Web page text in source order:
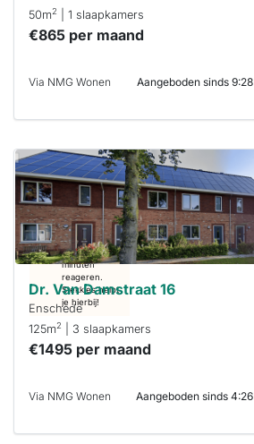
50m2 | 1 slaapkamers
€865 per maand
Via NMG Wonen Aangeboden sinds 9:28
Deze woning
is
waarschijnlijk
al verhuurd
Om kans te
maken moet je
binnen 15
minuten
reageren.
Stekkies helpt
je hierbij!
Dr. Van Damstraat 16
Enschede
125m2 | 3 slaapkamers
€1495 per maand
Via NMG Wonen Aangeboden sinds 4:26